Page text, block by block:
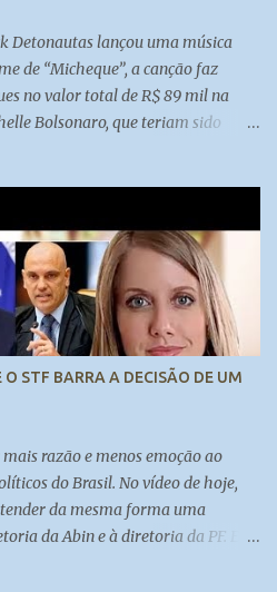
Detonautas lançou uma música
de “Micheque”, a canção faz
no valor total de R$ 89 mil na
Bolsonaro, que teriam sido
UCy0BAkpw22or4oxo0RFCzc
STF BARRA A DECISÃO DE UM
razão e menos emoção ao
do Brasil. No vídeo de hoje,
da mesma forma uma
da Abin e à diretoria da PF. E